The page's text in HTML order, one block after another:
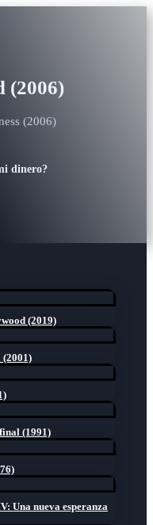
(2006)
(2006)
dinero?
(2019)
(2001)
(1991)
Una nueva esperanza